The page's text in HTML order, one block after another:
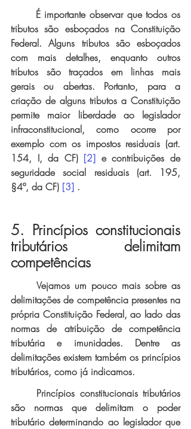
É importante observar que todos os
tributos são esboçados na Constituição
Federal. Alguns tributos são esboçados
com mais detalhes, enquanto outros
tributos são traçados em linhas mais
gerais ou abertas. Portanto, para a
criação de alguns tributos a Constituição
permite maior liberdade ao legislador
infraconstitucional, como ocorre por
exemplo com os impostos residuais (art.
154, I, da CF) [2] e contribuições de
seguridade social residuais (art. 195,
§4º, da CF) [3] .
5. Princípios constitucionais
tributários delimitam
competências
Vejamos um pouco mais sobre as
delimitações de competência presentes na
própria Constituição Federal, ao lado das
normas de atribuição de competência
tributária e imunidades. Dentre as
delimitações existem também os princípios
tributários, como já indicamos.
Princípios constitucionais tributários
são normas que delimitam o poder
tributário determinando ao legislador que